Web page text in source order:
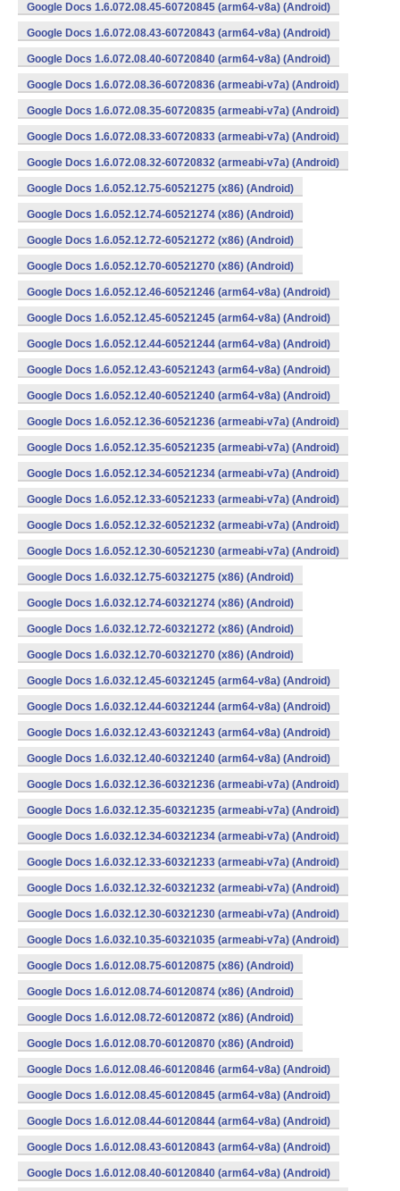
Google Docs 1.6.072.08.45-60720845 (arm64-v8a) (Android)
Google Docs 1.6.072.08.43-60720843 (arm64-v8a) (Android)
Google Docs 1.6.072.08.40-60720840 (arm64-v8a) (Android)
Google Docs 1.6.072.08.36-60720836 (armeabi-v7a) (Android)
Google Docs 1.6.072.08.35-60720835 (armeabi-v7a) (Android)
Google Docs 1.6.072.08.33-60720833 (armeabi-v7a) (Android)
Google Docs 1.6.072.08.32-60720832 (armeabi-v7a) (Android)
Google Docs 1.6.052.12.75-60521275 (x86) (Android)
Google Docs 1.6.052.12.74-60521274 (x86) (Android)
Google Docs 1.6.052.12.72-60521272 (x86) (Android)
Google Docs 1.6.052.12.70-60521270 (x86) (Android)
Google Docs 1.6.052.12.46-60521246 (arm64-v8a) (Android)
Google Docs 1.6.052.12.45-60521245 (arm64-v8a) (Android)
Google Docs 1.6.052.12.44-60521244 (arm64-v8a) (Android)
Google Docs 1.6.052.12.43-60521243 (arm64-v8a) (Android)
Google Docs 1.6.052.12.40-60521240 (arm64-v8a) (Android)
Google Docs 1.6.052.12.36-60521236 (armeabi-v7a) (Android)
Google Docs 1.6.052.12.35-60521235 (armeabi-v7a) (Android)
Google Docs 1.6.052.12.34-60521234 (armeabi-v7a) (Android)
Google Docs 1.6.052.12.33-60521233 (armeabi-v7a) (Android)
Google Docs 1.6.052.12.32-60521232 (armeabi-v7a) (Android)
Google Docs 1.6.052.12.30-60521230 (armeabi-v7a) (Android)
Google Docs 1.6.032.12.75-60321275 (x86) (Android)
Google Docs 1.6.032.12.74-60321274 (x86) (Android)
Google Docs 1.6.032.12.72-60321272 (x86) (Android)
Google Docs 1.6.032.12.70-60321270 (x86) (Android)
Google Docs 1.6.032.12.45-60321245 (arm64-v8a) (Android)
Google Docs 1.6.032.12.44-60321244 (arm64-v8a) (Android)
Google Docs 1.6.032.12.43-60321243 (arm64-v8a) (Android)
Google Docs 1.6.032.12.40-60321240 (arm64-v8a) (Android)
Google Docs 1.6.032.12.36-60321236 (armeabi-v7a) (Android)
Google Docs 1.6.032.12.35-60321235 (armeabi-v7a) (Android)
Google Docs 1.6.032.12.34-60321234 (armeabi-v7a) (Android)
Google Docs 1.6.032.12.33-60321233 (armeabi-v7a) (Android)
Google Docs 1.6.032.12.32-60321232 (armeabi-v7a) (Android)
Google Docs 1.6.032.12.30-60321230 (armeabi-v7a) (Android)
Google Docs 1.6.032.10.35-60321035 (armeabi-v7a) (Android)
Google Docs 1.6.012.08.75-60120875 (x86) (Android)
Google Docs 1.6.012.08.74-60120874 (x86) (Android)
Google Docs 1.6.012.08.72-60120872 (x86) (Android)
Google Docs 1.6.012.08.70-60120870 (x86) (Android)
Google Docs 1.6.012.08.46-60120846 (arm64-v8a) (Android)
Google Docs 1.6.012.08.45-60120845 (arm64-v8a) (Android)
Google Docs 1.6.012.08.44-60120844 (arm64-v8a) (Android)
Google Docs 1.6.012.08.43-60120843 (arm64-v8a) (Android)
Google Docs 1.6.012.08.40-60120840 (arm64-v8a) (Android)